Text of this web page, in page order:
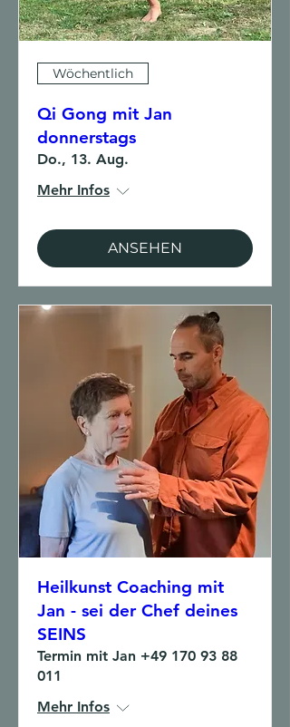
Wöchentlich
Qi Gong mit Jan
donnerstags
Do., 13. Aug.
Mehr Infos
ANSEHEN
Heilkunst Coaching mit
Jan - sei der Chef deines
SEINS
Termin mit Jan +49 170 93 88
011
Mehr Infos